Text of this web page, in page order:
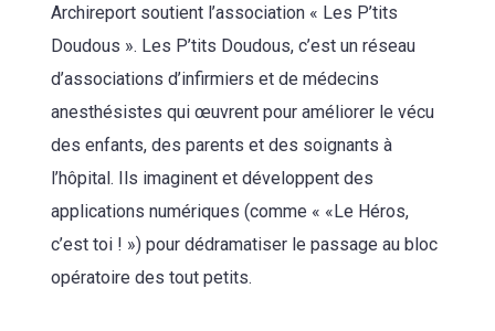
Archireport soutient l’association « Les P’tits
Doudous ». Les P’tits Doudous, c’est un réseau
d’associations d’infirmiers et de médecins
anesthésistes qui œuvrent pour améliorer le vécu
des enfants, des parents et des soignants à
l’hôpital. Ils imaginent et développent des
applications numériques (comme « «Le Héros,
c’est toi ! ») pour dédramatiser le passage au bloc
opératoire des tout petits.